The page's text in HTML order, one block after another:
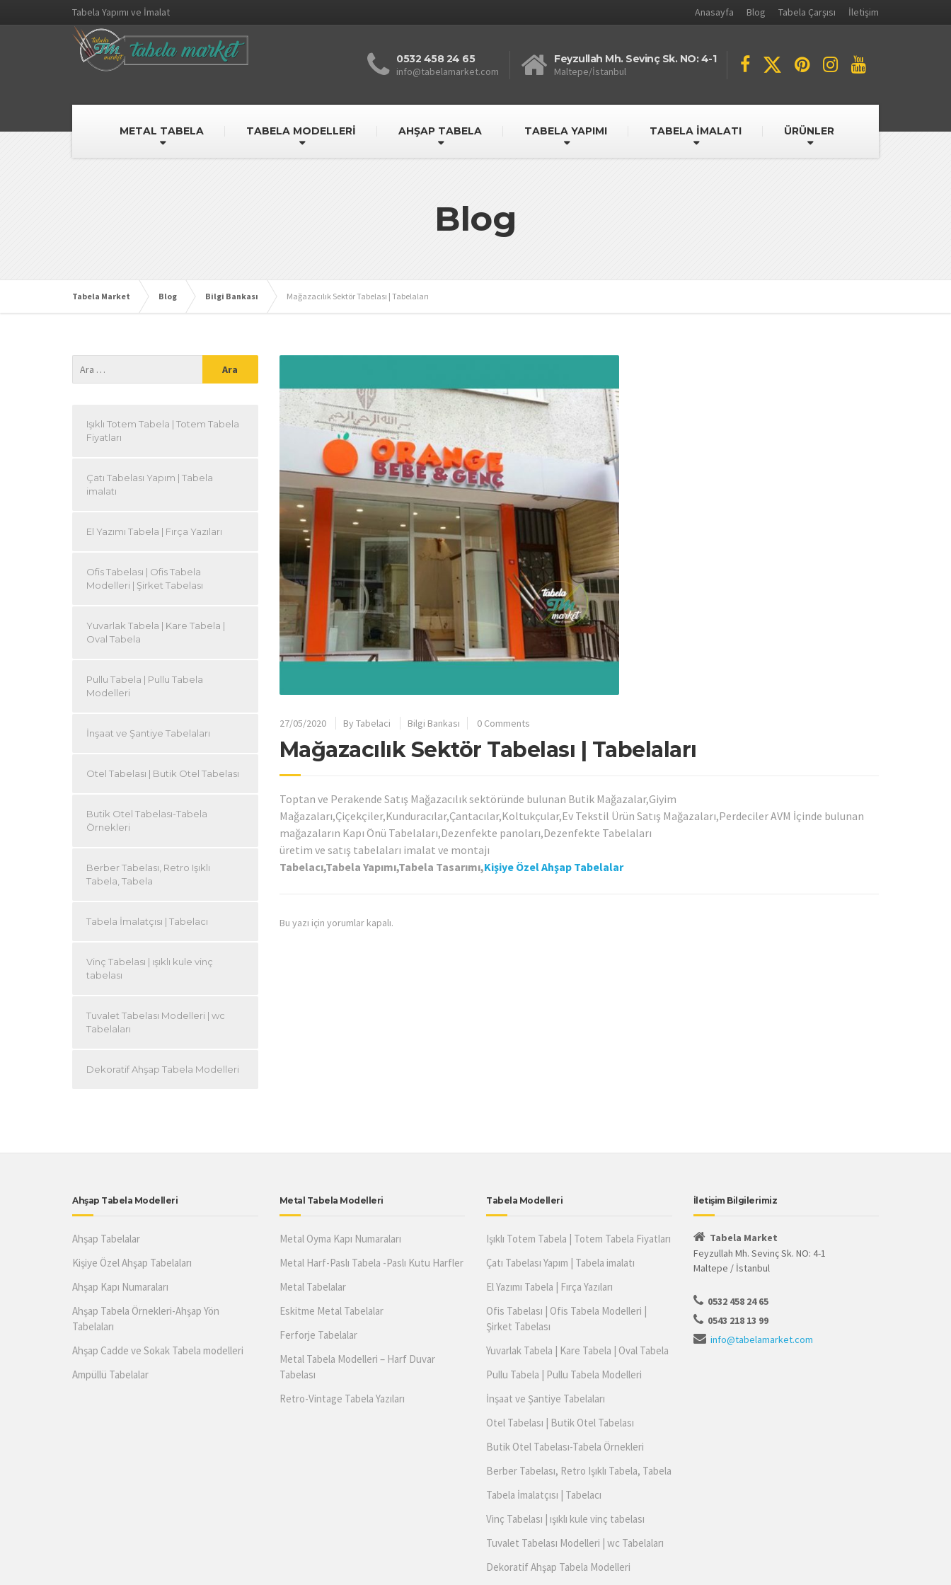
Tabela Yapımı ve İmalat Anasayfa Blog Tabela Çarşısı İletişim
0532 458 24 65
info@tabelamarket.com
Feyzullah Mh. Sevinç Sk. NO: 4-1
Maltepe/İstanbul
METAL TABELA TABELA MODELLERİ AHŞAP TABELA TABELA YAPIMI TABELA İMALATI ÜRÜNLER
Blog
Tabela Market Blog Bilgi Bankası Mağazacılık Sektör Tabelası | Tabelaları
27/05/2020 By Tabelaci Bilgi Bankası 0 Comments
Mağazacılık Sektör Tabelası | Tabelaları
Toptan ve Perakende Satış Mağazacılık sektöründe bulunan Butik Mağazalar,Giyim
Mağazaları,Çiçekçiler,Kunduracılar,Çantacılar,Koltukçular,Ev Tekstil Ürün Satış Mağazaları,Perdeciler AVM İçinde bulunan
mağazaların Kapı Önü Tabelaları,Dezenfekte panoları,Dezenfekte Tabelaları
üretim ve satış tabelaları imalat ve montajı
Tabelacı,Tabela Yapımı,Tabela Tasarımı,Kişiye Özel Ahşap Tabelalar
Bu yazı için yorumlar kapalı.
Işıklı Totem Tabela | Totem Tabela
Fiyatları
Çatı Tabelası Yapım | Tabela
imalatı
El Yazımı Tabela | Fırça Yazıları
Ofis Tabelası | Ofis Tabela
Modelleri | Şirket Tabelası
Yuvarlak Tabela | Kare Tabela |
Oval Tabela
Pullu Tabela | Pullu Tabela
Modelleri
İnşaat ve Şantiye Tabelaları
Otel Tabelası | Butik Otel Tabelası
Butik Otel Tabelası-Tabela
Örnekleri
Berber Tabelası, Retro Işıklı
Tabela, Tabela
Tabela İmalatçısı | Tabelacı
Vinç Tabelası | ışıklı kule vinç
tabelası
Tuvalet Tabelası Modelleri | wc
Tabelaları
Dekoratif Ahşap Tabela Modelleri
Ahşap Tabela Modelleri
Ahşap Tabelalar
Kişiye Özel Ahşap Tabelaları
Ahşap Kapı Numaraları
Ahşap Tabela Örnekleri-Ahşap Yön
Tabelaları
Ahşap Cadde ve Sokak Tabela modelleri
Ampüllü Tabelalar
Metal Tabela Modelleri
Metal Oyma Kapı Numaraları
Metal Harf-Paslı Tabela -Paslı Kutu Harfler
Metal Tabelalar
Eskitme Metal Tabelalar
Ferforje Tabelalar
Metal Tabela Modelleri – Harf Duvar
Tabelası
Retro-Vintage Tabela Yazıları
Tabela Modelleri
Işıklı Totem Tabela | Totem Tabela Fiyatları
Çatı Tabelası Yapım | Tabela imalatı
El Yazımı Tabela | Fırça Yazıları
Ofis Tabelası | Ofis Tabela Modelleri |
Şirket Tabelası
Yuvarlak Tabela | Kare Tabela | Oval Tabela
Pullu Tabela | Pullu Tabela Modelleri
İnşaat ve Şantiye Tabelaları
Otel Tabelası | Butik Otel Tabelası
Butik Otel Tabelası-Tabela Örnekleri
Berber Tabelası, Retro Işıklı Tabela, Tabela
Tabela İmalatçısı | Tabelacı
Vinç Tabelası | ışıklı kule vinç tabelası
Tuvalet Tabelası Modelleri | wc Tabelaları
Dekoratif Ahşap Tabela Modelleri
İletişim Bilgilerimiz
Tabela Market
Feyzullah Mh. Sevinç Sk. NO: 4-1
Maltepe / İstanbul
0532 458 24 65
0543 218 13 99
info@tabelamarket.com